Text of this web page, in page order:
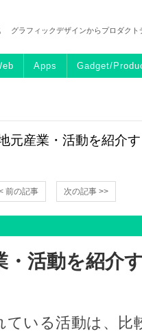
グラフィックデザインからプロダク
Apps Gadget/
元産業・活動を紹介
前の記事 次の記事 >>
・活動を紹介
ている活動は、比